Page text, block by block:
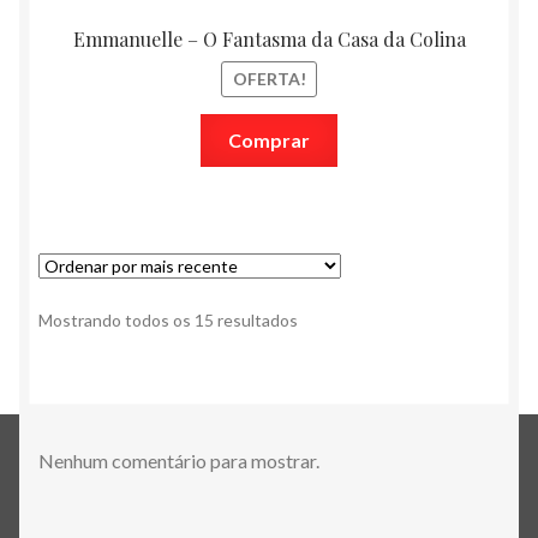
Emmanuelle – O Fantasma da Casa da Colina
OFERTA!
Comprar
Mostrando todos os 15 resultados
Nenhum comentário para mostrar.